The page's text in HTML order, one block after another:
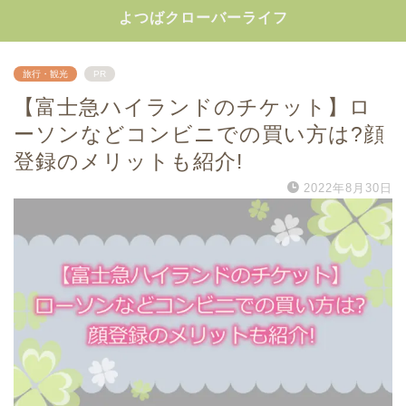
よつばクローバーライフ
旅行・観光 PR
【富士急ハイランドのチケット】ロ
ーソンなどコンビニでの買い方は?顔
登録のメリットも紹介!
2022年8月30日